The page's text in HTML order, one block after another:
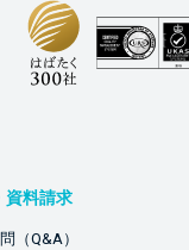
資料請求
（Q&A）